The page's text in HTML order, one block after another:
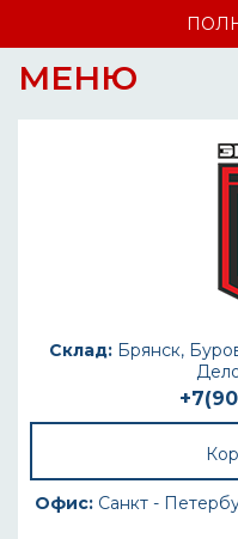
МЕНЮ
Склад:Брянск,
Офис: Санкт -